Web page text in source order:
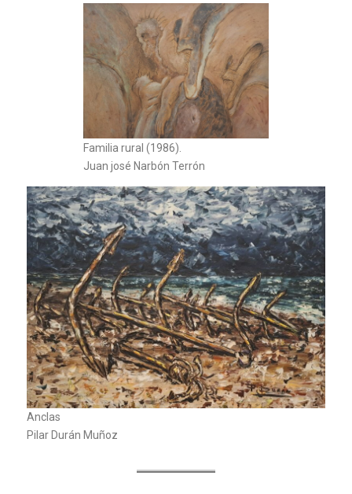
Familia rural (1986).
Juan josé Narbón Terrón
Anclas
Pilar Durán Muñoz